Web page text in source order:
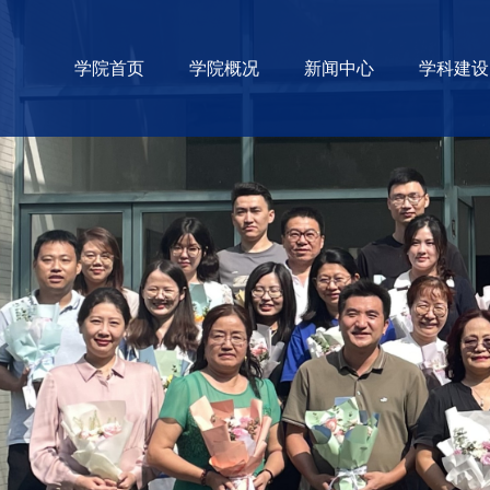
学院首页 学院概况 新闻中心 学科建设